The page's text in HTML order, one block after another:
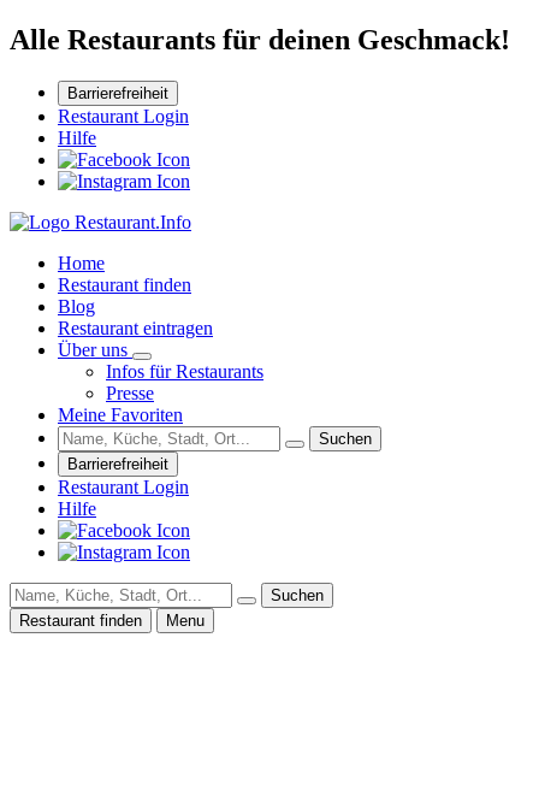
Alle Restaurants für deinen Geschmack!
Barrierefreiheit
Restaurant Login
Hilfe
Home
Restaurant finden
Blog
Restaurant eintragen
Über uns
Infos für Restaurants
Presse
Meine Favoriten
Suchen
Barrierefreiheit
Restaurant Login
Hilfe
Suchen
Restaurant finden
Menu